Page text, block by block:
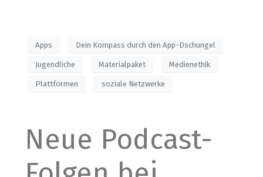
Apps Dein Kompass durch den App-Dschungel
Jugendliche Materialpaket Medienethik
Plattformen soziale Netzwerke
Neue Podcast-